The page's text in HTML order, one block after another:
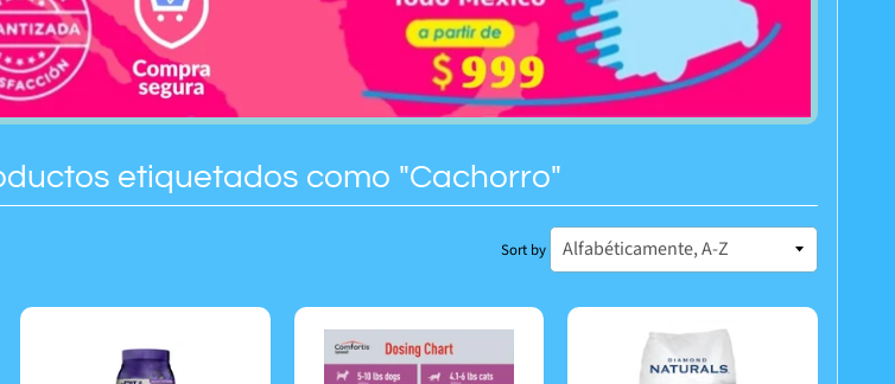
etiquetados como "Cachorro"
Sort by